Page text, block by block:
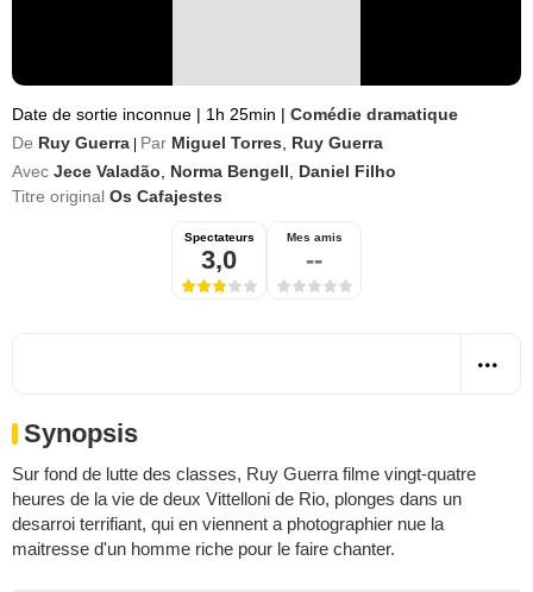
Date de sortie inconnue | 1h 25min | Comédie dramatique
De Ruy Guerra Par Miguel Torres
Ruy Guerra
Avec Jece Valadão Norma Bengell
Daniel Filho
Titre original Os Cafajestes
Spectateurs
3,0
Mes amis
--
Synopsis
Sur fond de lutte des classes, Ruy Guerra filme vingt-quatre
heures de la vie de deux Vittelloni de Rio, plonges dans un
desarroi terrifiant, qui en viennent a photographier nue la
maitresse d'un homme riche pour le faire chanter.